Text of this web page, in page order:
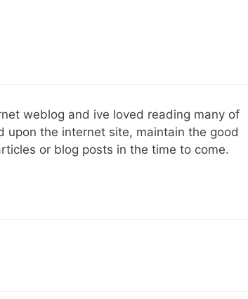
weblog and ive loved reading many of
the internet site, maintain the good
or blog posts in the time to come.